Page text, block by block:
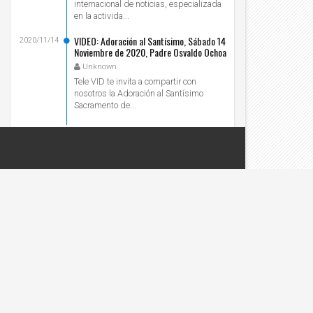
internacional de noticias, especializada
en la activida...
VIDEO: Adoración al Santísimo, Sábado 14
Noviembre de 2020, Padre Osvaldo Ochoa
- Tele VID
Unknown
2020/11/14
Tele VID te invita a compartir con
nosotros la Adoración al Santísimo
Sacramento de...